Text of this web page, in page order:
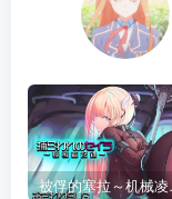
被